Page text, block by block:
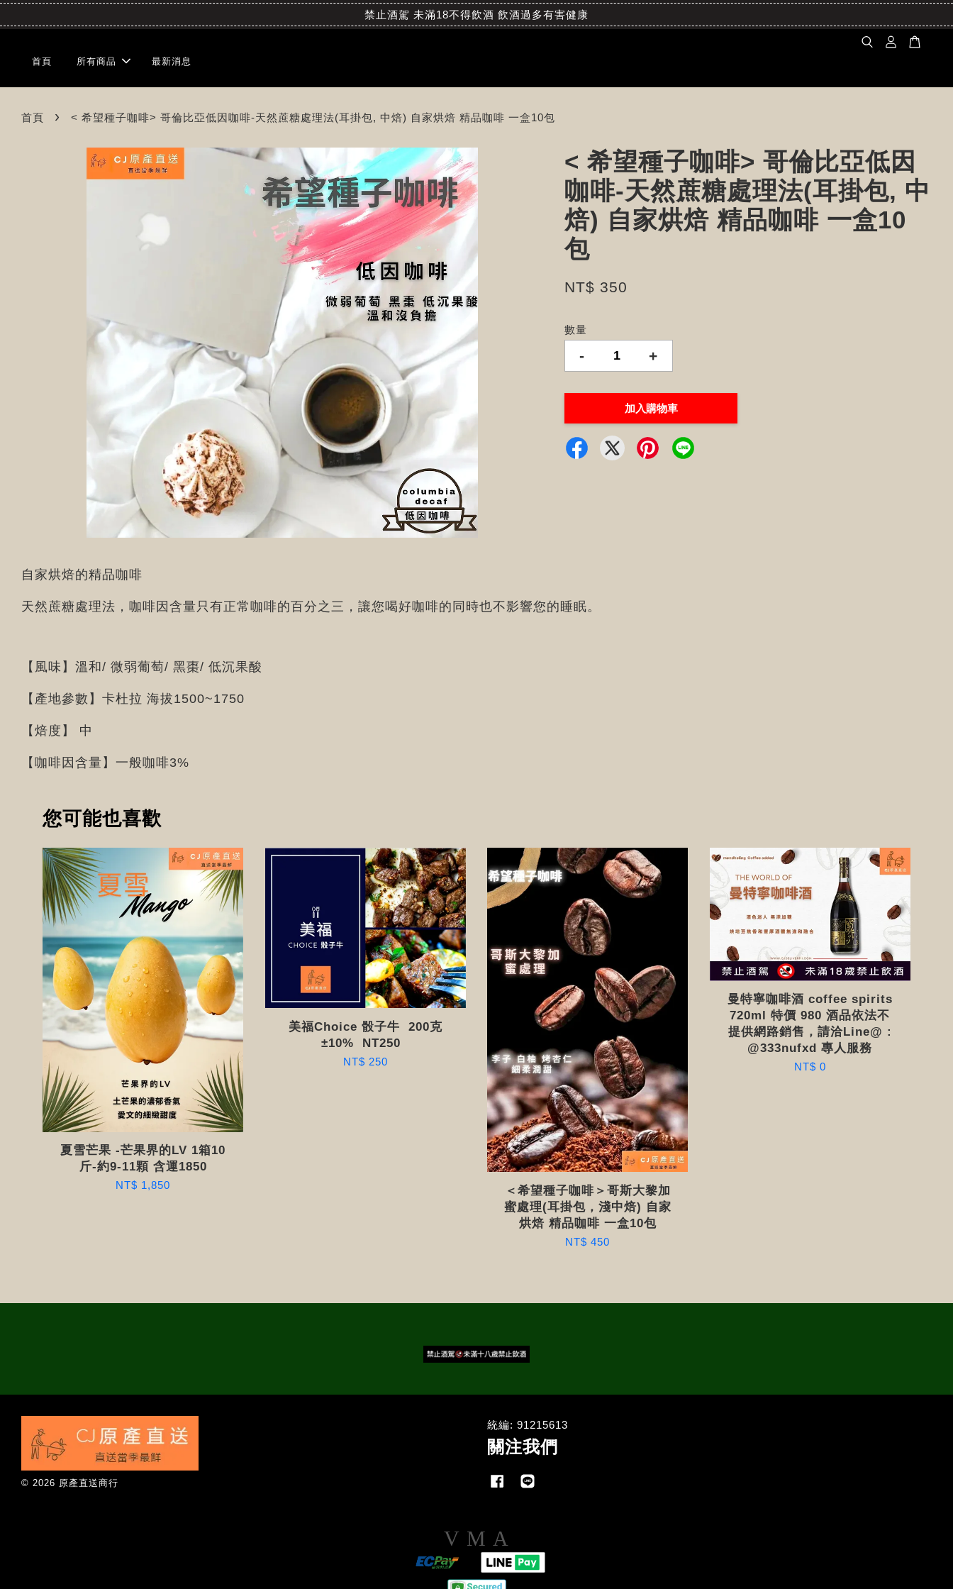
禁止酒駕 未滿18不得飲酒 飲酒過多有害健康
首頁 所有商品 最新消息
首頁 › < 希望種子咖啡> 哥倫比亞低因咖啡-天然蔗糖處理法(耳掛包, 中焙) 自家烘焙 精品咖啡 一盒10包
< 希望種子咖啡> 哥倫比亞低因
咖啡-天然蔗糖處理法(耳掛包, 中
焙) 自家烘焙 精品咖啡 一盒10
包
NT$ 350
數量
- +
加入購物車
自家烘焙的精品咖啡
天然蔗糖處理法，咖啡因含量只有正常咖啡的百分之三，讓您喝好咖啡的同時也不影響您的睡眠。
【風味】溫和/ 微弱葡萄/ 黑棗/ 低沉果酸
【產地參數】卡杜拉 海拔1500~1750
【焙度】 中
【咖啡因含量】一般咖啡3%
您可能也喜歡
夏雪芒果 -芒果界的LV 1箱10
斤-約9-11顆 含運1850
NT$ 1,850
美福Choice 骰子牛 200克
±10% NT250 ​​
NT$ 250
＜希望種子咖啡＞哥斯大黎加
蜜處理(耳掛包，淺中焙) 自家
烘焙 精品咖啡 一盒10包
NT$ 450
曼特寧咖啡酒 coffee spirits
720ml 特價 980 酒品依法不
提供網路銷售，請洽Line@ :
@333nufxd 專人服務
NT$ 0
© 2026 原產直送商行
統編: 91215613
關注我們
Facebook
Visa Master
Express